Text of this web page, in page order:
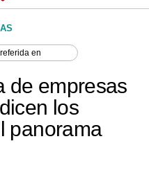
en
de empresas
los
panorama